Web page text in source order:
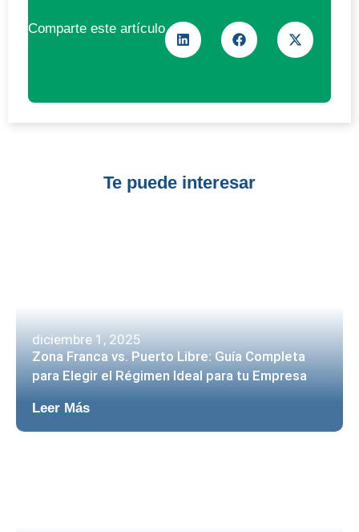
Comparte este artículo
Te puede interesar
diciembre 1, 2025
Zona Franca vs. Puerto Libre: Guía Completa
para Elegir el Régimen Ideal para tu Empresa
Leer Más